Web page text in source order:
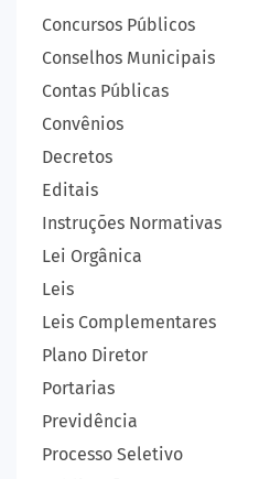
Concursos Públicos
Conselhos Municipais
Contas Públicas
Convênios
Decretos
Editais
Instruções Normativas
Lei Orgânica
Leis
Leis Complementares
Plano Diretor
Portarias
Previdência
Processo Seletivo